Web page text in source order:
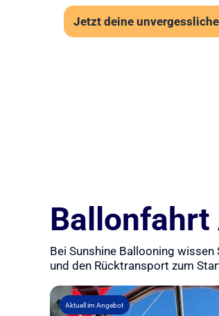
Jetzt deine
Ballonfahrt
Bei Sunshine Ballooning
und den Rücktransport zum
Aktuell im Angebot